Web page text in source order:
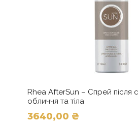
Rhea AfterSun – Спрей після
обличчя та тіла
3640,00 ₴